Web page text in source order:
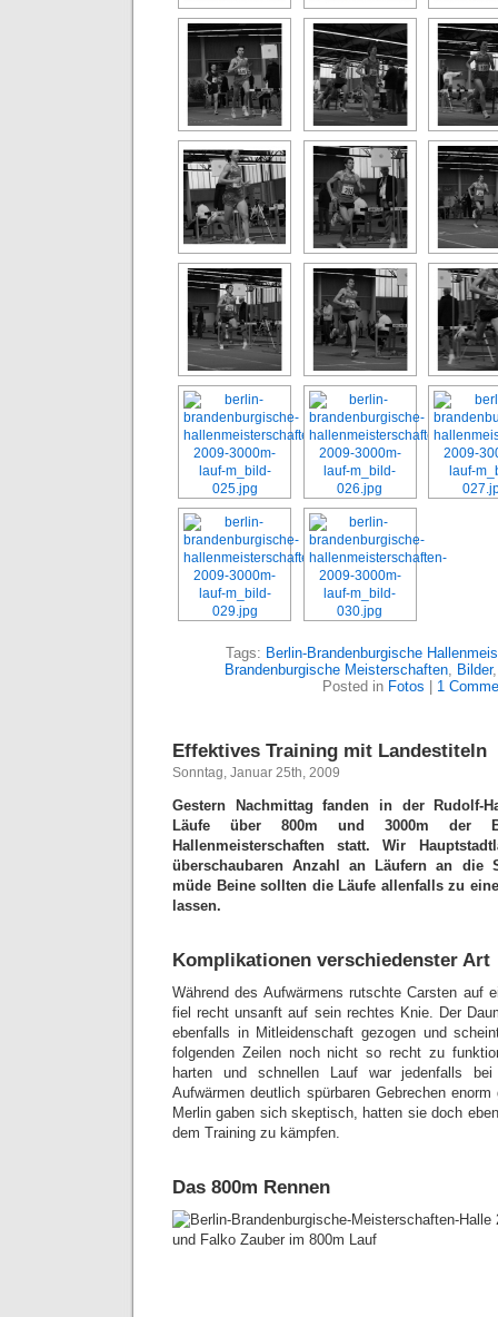
Tags: Berlin-Brandenburgische
Brandenburgische Meisterschaften, Bilder
Posted in Fotos 1
Effektives Training mit Landestiteln
Sonntag, Januar 25th, 2009
Gestern Nachmittag fanden in der Rudolf-
Läufe über 800m und 3000m der
Hallenmeisterschaften statt. Wir
überschaubaren Anzahl an Läufern an die
müde Beine sollten die Läufe allenfalls zu
lassen.
Komplikationen verschiedenster Art
Während des Aufwärmens rutschte Carsten auf
fiel recht unsanft auf sein rechtes Knie. Der
ebenfalls in Mitleidenschaft gezogen und
folgenden Zeilen noch nicht so recht zu
harten und schnellen Lauf war jedenfalls
Aufwärmen deutlich spürbaren Gebrechen
Merlin gaben sich skeptisch, hatten sie doch
dem Training zu kämpfen.
Das 800m Rennen